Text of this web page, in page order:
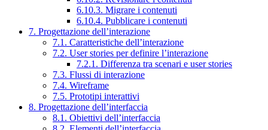
6.10.3. Migrare i contenuti
6.10.4. Pubblicare i contenuti
7. Progettazione dell’interazione
7.1. Caratteristiche dell’interazione
7.2. User stories per definire l’interazione
7.2.1. Differenza tra scenari e user stories
7.3. Flussi di interazione
7.4. Wireframe
7.5. Prototipi interattivi
8. Progettazione dell’interfaccia
8.1. Obiettivi dell’interfaccia